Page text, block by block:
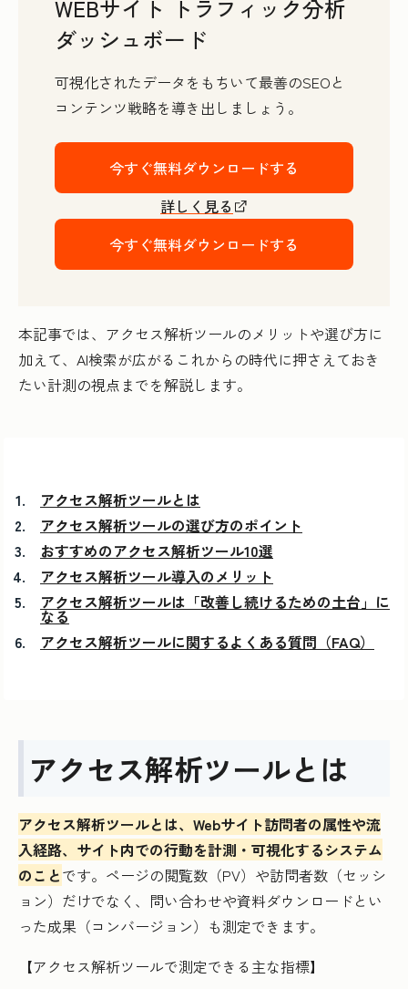
WEBサイト トラフィック分析
ダッシュボード
可視化されたデータをもちいて最善のSEOと
コンテンツ戦略を導き出しましょう。
今すぐ無料ダウンロードする
詳しく見る
今すぐ無料ダウンロードする
本記事では、アクセス解析ツールのメリットや選び方に
加えて、AI検索が広がるこれからの時代に押さえておき
たい計測の視点までを解説します。
アクセス解析ツールとは
アクセス解析ツールの選び方のポイント
おすすめのアクセス解析ツール10選
アクセス解析ツール導入のメリット
アクセス解析ツールは「改善し続けるための土台」に
なる
アクセス解析ツールに関するよくある質問（FAQ）
アクセス解析ツールとは
アクセス解析ツールとは、Webサイト訪問者の属性や流
入経路、サイト内での行動を計測・可視化するシステム
のことです。ページの閲覧数（PV）や訪問者数（セッシ
ョン）だけでなく、問い合わせや資料ダウンロードとい
った成果（コンバージョン）も測定できます。
【アクセス解析ツールで測定できる主な指標】